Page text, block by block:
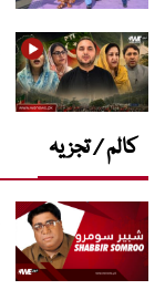
کالم / تجزیہ